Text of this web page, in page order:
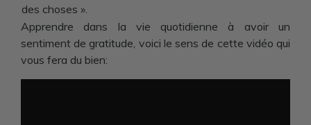
des choses ».
Apprendre dans la vie quotidienne à avoir un
sentiment de gratitude, voici le sens de cette vidéo qui
vous fera du bien: